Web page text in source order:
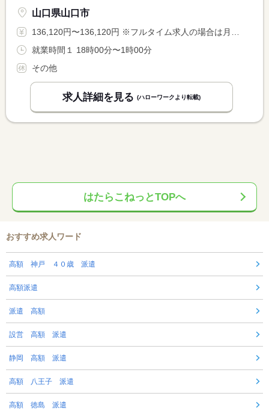
山口県山口市
136,120円〜136,120円 ※フルタイム求人の場合は月額（換算額）、パート求人の場合は時間額を表示しています。
就業時間１ 18時00分〜1時00分
その他
求人詳細を見る (ハローワークより転載)
はたらこねっとTOPへ
おすすめ求人ワード
高額 神戸 ４０歳 派遣
高額派遣
派遣 高額
設営 高額 派遣
静岡 高額 派遣
高額 八王子 派遣
高額 徳島 派遣